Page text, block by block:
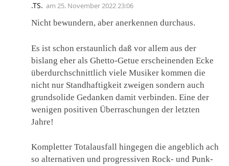
.TS. am 25. November 2022 23:06
Nicht bewundern, aber anerkennen durchaus.
Es ist schon erstaunlich daß vor allem aus der
bislang eher als Ghetto-Getue erscheinenden Ecke
überdurchschnittlich viele Musiker kommen die
nicht nur Standhaftigkeit zweigen sondern auch
grundsolide Gedanken damit verbinden. Eine der
wenigen positiven Überraschungen der letzten
Jahre!
Kompletter Totalausfall hingegen die angeblich ach
so alternativen und progressiven Rock- und Punk-